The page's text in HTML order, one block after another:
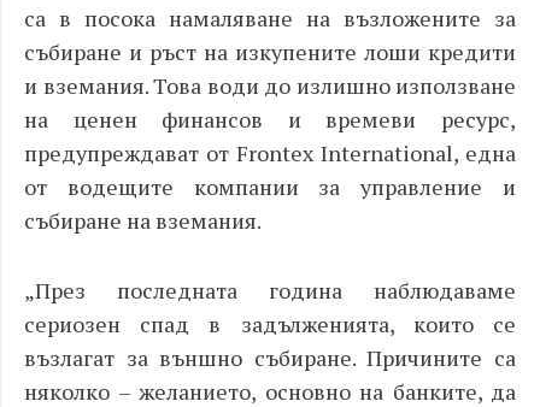
са в посока намаляване на възложените за
събиране и ръст на изкупените лоши кредити
и вземания. Това води до излишно използване
на ценен финансов и времеви ресурс,
предупреждават от Frontex International, една
от водещите компании за управление и
събиране на вземания.
„През последната година наблюдаваме
сериозен спад в задълженията, които се
възлагат за външно събиране. Причините са
няколко – желанието, основно на банките, да